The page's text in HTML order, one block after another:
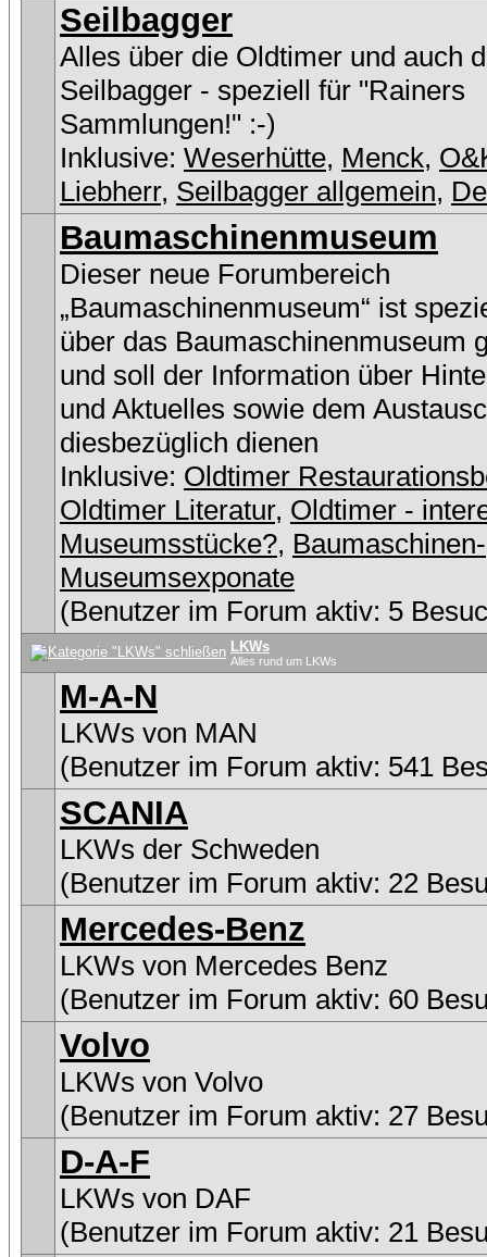
Seilbagger
Alles über die Oldtimer und auch
Seilbagger - speziell für "Rainers
Sammlungen!" :-)
Inklusive: Weserhütte, Menck,
Liebherr, Seilbagger allgemein,
Baumaschinenmuseum
Dieser neue Forumbereich
„Baumaschinenmuseum“ ist
über das Baumaschinenmuseum
und soll der Information über
und Aktuelles sowie dem
diesbezüglich dienen
Inklusive: Oldtimer
Oldtimer Literatur, Oldtimer -
Museumsstücke?, Baumaschinen-
Museumsexponate
(Benutzer im Forum aktiv: 5
LKWs
Alles rund um LKWs
M-A-N
LKWs von MAN
(Benutzer im Forum aktiv: 541
SCANIA
LKWs der Schweden
(Benutzer im Forum aktiv: 22
Mercedes-Benz
LKWs von Mercedes Benz
(Benutzer im Forum aktiv: 60
Volvo
LKWs von Volvo
(Benutzer im Forum aktiv: 27
D-A-F
LKWs von DAF
(Benutzer im Forum aktiv: 21